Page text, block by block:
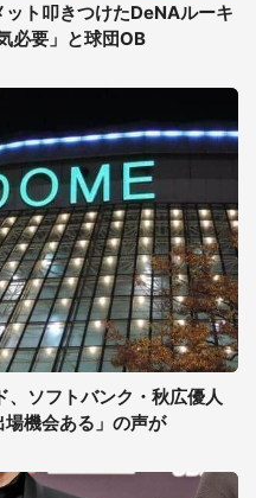
ト叩きつけたDeNAルーキ
必要」と球団OB
、ソフトバンク・秋広優人
機会ある」の声が